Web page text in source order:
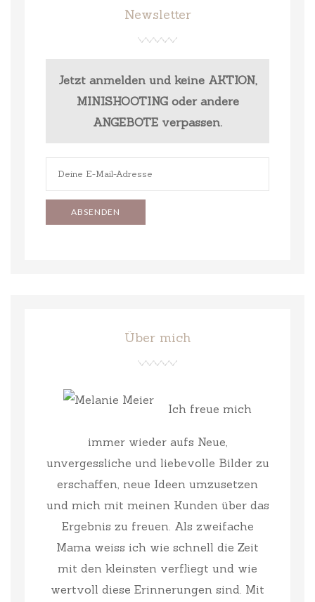
Newsletter
Jetzt anmelden und keine AKTION,
MINISHOOTING oder andere
ANGEBOTE verpassen.
Über mich
Ich freue mich
immer wieder aufs Neue,
unvergessliche und liebevolle Bilder zu
erschaffen, neue Ideen umzusetzen
und mich mit meinen Kunden über das
Ergebnis zu freuen. Als zweifache
Mama weiss ich wie schnell die Zeit
mit den kleinsten verfliegt und wie
wertvoll diese Erinnerungen sind. Mit